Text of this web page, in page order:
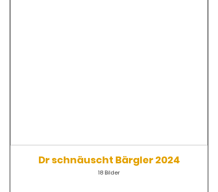
Dr schnäuscht Bärgler 2024
18 Bilder